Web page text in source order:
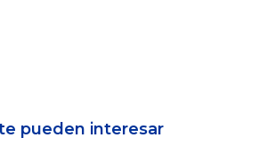
pueden interesar